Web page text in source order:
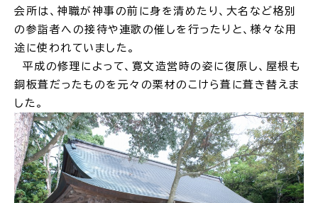
会所は、神職が神事の前に身を清めたり、大名など格別
の参詣者への接待や連歌の催しを行ったりと、様々な用
途に使われていました。
平成の修理によって、寛文造営時の姿に復原し、屋根も
銅板葺だったものを元々の栗材のこけら葺に葺き替えま
した。